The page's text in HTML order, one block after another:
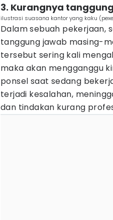
3. Kurangnya
ilustrasi suasana kantor yang kaku
Dalam sebuah pekerjaan,
tanggung jawab masing-
tersebut sering kali
maka akan mengganggu
ponsel saat sedang
terjadi kesalahan,
dan tindakan kurang